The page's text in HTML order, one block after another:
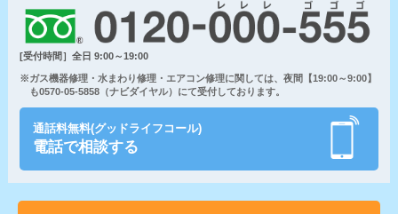
[受付時間］全日 9:00～19:00
※ガス機器修理・水まわり修理・エアコン修理に関しては、夜間【19:00～9:00】
も0570-05-5858（ナビダイヤル）にて受付しております。
通話料無料(グッドライフコール)
電話で相談する